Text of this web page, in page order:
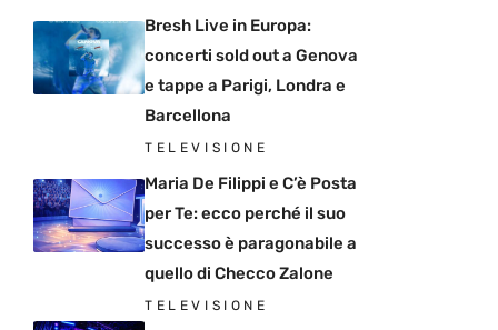
Bresh Live in Europa:
concerti sold out a Genova
e tappe a Parigi, Londra e
Barcellona
TELEVISIONE
Maria De Filippi e C’è Posta
per Te: ecco perché il suo
successo è paragonabile a
quello di Checco Zalone
TELEVISIONE